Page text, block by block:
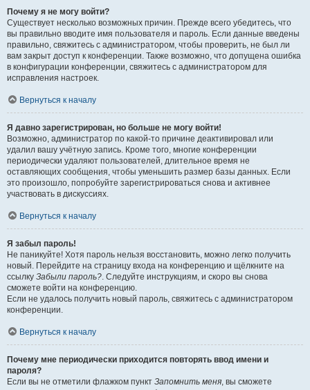
Почему я не могу войти?
Существует несколько возможных причин. Прежде всего убедитесь, что
вы правильно вводите имя пользователя и пароль. Если данные введены
правильно, свяжитесь с администратором, чтобы проверить, не был ли
вам закрыт доступ к конференции. Также возможно, что допущена ошибка
в конфигурации конференции, свяжитесь с администратором для
исправления настроек.
Вернуться к началу
Я давно зарегистрирован, но больше не могу войти!
Возможно, администратор по какой-то причине деактивировал или
удалил вашу учётную запись. Кроме того, многие конференции
периодически удаляют пользователей, длительное время не
оставляющих сообщения, чтобы уменьшить размер базы данных. Если
это произошло, попробуйте зарегистрироваться снова и активнее
участвовать в дискуссиях.
Вернуться к началу
Я забыл пароль!
Не паникуйте! Хотя пароль нельзя восстановить, можно легко получить
новый. Перейдите на страницу входа на конференцию и щёлкните на
ссылку Забыли пароль?. Следуйте инструкциям, и скоро вы снова
сможете войти на конференцию.
Если не удалось получить новый пароль, свяжитесь с администратором
конференции.
Вернуться к началу
Почему мне периодически приходится повторять ввод имени и
пароля?
Если вы не отметили флажком пункт Запомнить меня, вы сможете